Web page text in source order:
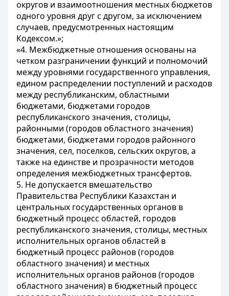
округов и взаимоотношения местных бюджетов
одного уровня друг с другом, за исключением
случаев, предусмотренных настоящим
Кодексом.»;
«4. Межбюджетные отношения основаны на
четком разграничении функций и полномочий
между уровнями государственного управления,
едином распределении поступлений и расходов
между республиканским, областными
бюджетами, бюджетами городов
республиканского значения, столицы,
районными (городов областного значения)
бюджетами, бюджетами городов районного
значения, сел, поселков, сельских округов, а
также на единстве и прозрачности методов
определения межбюджетных трансфертов.
5. Не допускается вмешательство
Правительства Республики Казахстан и
центральных государственных органов в
бюджетный процесс областей, городов
республиканского значения, столицы, местных
исполнительных органов областей в
бюджетный процесс районов (городов
областного значения) и местных
исполнительных органов районов (городов
областного значения) в бюджетный процесс